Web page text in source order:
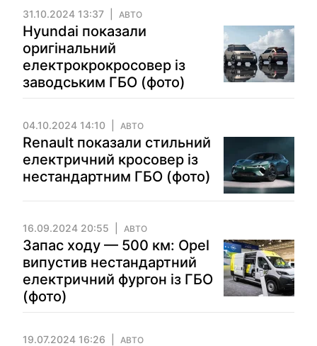
31.10.2024 13:37 АВТО
Hyundai показали
оригінальний
електрокрокросовер із
заводським ГБО (фото)
04.10.2024 14:10 АВТО
Renault показали стильний
електричний кросовер із
нестандартним ГБО (фото)
16.09.2024 20:55 АВТО
Запас ходу — 500 км: Opel
випустив нестандартний
електричний фургон із ГБО
(фото)
19.07.2024 16:26 АВТО